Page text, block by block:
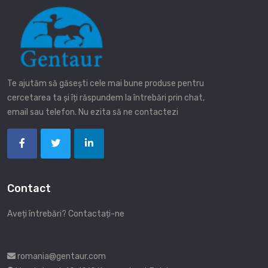
Te ajutăm să găsești cele mai bune produse pentru
cercetarea ta și îți răspundem la întrebări prin chat,
email sau telefon. Nu ezita să ne contactezi
Contact
Aveți întrebări? Contactați-ne
romania@gentaur.com